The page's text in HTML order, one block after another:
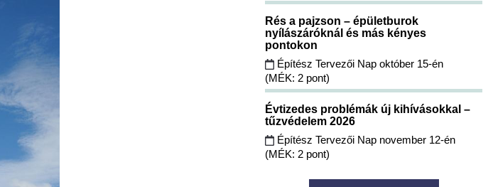
Rés a pajzson – épületburok
nyílászáróknál és más kényes
pontokon
Építész Tervezői Nap október 15-én
(MÉK: 2 pont)
Évtizedes problémák új kihívásokkal –
tűzvédelem 2026
Építész Tervezői Nap november 12-én
(MÉK: 2 pont)